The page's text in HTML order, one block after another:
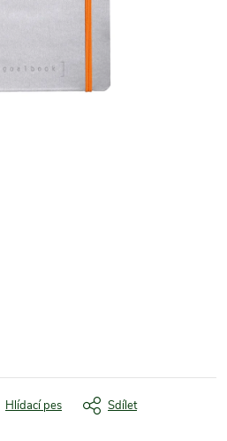
Hlídací pes Sdílet